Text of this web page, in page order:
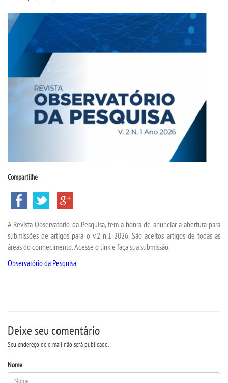
PROUNI
CURSOS
BACHARELADOS
LICENCIATURAS
INSCREVA-SE
TRANSFERÊNCIA
SEGUNDA GRADUAÇÃO
MATRÍCULA
DESTAQUES
UNIESP NEWS
Compartilhe
A Revista Observatório da Pesquisa, tem a honra de anunciar a abertura para
submissões de artigos para o v.2 n.1 2026. São aceitos artigos de todas as
áreas do conhecimento. Acesse o link e faça sua submissão.
Observatório da Pesquisa
Deixe seu comentário
Seu endereço de e-mail não será publicado.
Nome